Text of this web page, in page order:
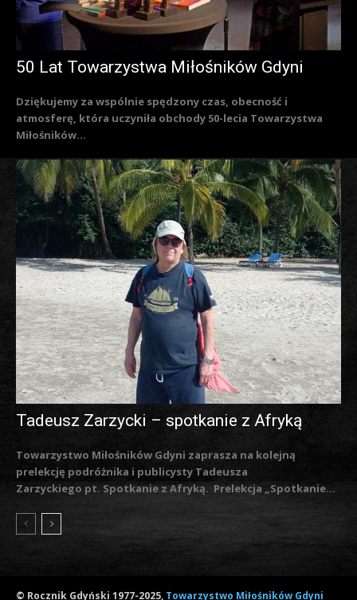
50 Lat Towarzystwa Miłośników Gdyni
Dziękujemy za wspólnie spędzony czas, obecność i
atmosferę, która uczyniła obchody 50-lecia Towarzystwa
Miłośników...
Tadeusz Zarzycki – spotkanie z Afryką
Towarzystwo Miłośników Gdyni zaprasza na kolejną
prelekcję podróżnika i publicysty Tadeusza
Zarzyckiego pt. Spotkanie z Afryką. Prelekcja „Spotkanie...
© Rocznik Gdyński 1977-2025, Towarzystwo Miłośników Gdyni